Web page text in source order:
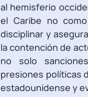
al hemisferio
el Caribe no
disciplinar y
la contención de
no solo
presiones políticas
estadounidense y